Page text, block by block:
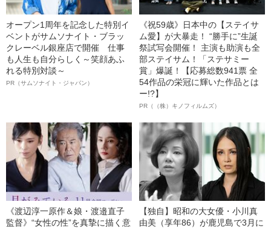
オープン1周年を記念した特別イ
ベントがサムソナイト・ブラッ
クレーベル銀座店で開催 仕事
も人生も自分らしく～笑顔あふ
れる特別対談～
PR（サムソナイト・ジャパン）
《祝59歳》日本中の【ステイサ
ム愛】が大暴走！ “勝手に”生誕
祭試写会開催！ 主演も助演も全
部ステイサム！「ステサミー
賞」爆誕！【応募総数941票 全
54作品の栄冠に輝いた作品とは
ー!?】
PR（（株）キノフィルムズ）
《渡辺淳一原作＆娘・渡邉直子
監督》“女性の性”を真摯に描く意
【独自】昭和の大女優・小川真
由美（享年86）が鹿児島で3月に